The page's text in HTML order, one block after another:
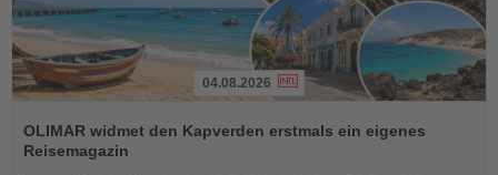
Sie
die
Nachrichten
04.08.2026
OLIMAR widmet den Kapverden erstmals ein eigenes
Reisemagazin